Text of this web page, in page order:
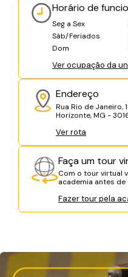
Horário de
Seg a Sex
Sáb/Feriados
Dom
Ver ocupação da
Endereço
Rua Rio de Janeiro,
Horizonte, MG -
Ver rota
Faça um tour
Com o tour virtual
academia antes
Fazer tour pela